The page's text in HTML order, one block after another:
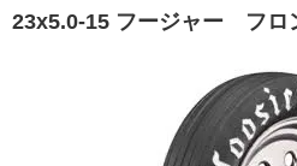
23x5.0-15 フージャー フロ